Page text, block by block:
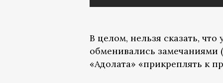
В целом, нельзя сказать,
обменивались замечаниями
«Адолата» «прикреплять к